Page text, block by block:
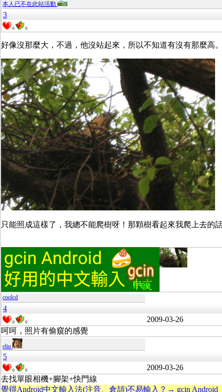
本人已不在此站活動
3
0 0
好像沒那麼大，不過，他沒站起來，所以不知道有沒有那麼高
只能照成這樣了，我總不能爬樹呀！那顆樹看起來我爬上去的
coolcd
4
0 0
2009-03-26
呵呵，照片有偷窺的感覺
eliu
5
0 0
2009-03-26
去找單眼相機+腳架+快門線
覺得Android中文輸入法(注音、倉頡)不易輸入？→ gcin Android